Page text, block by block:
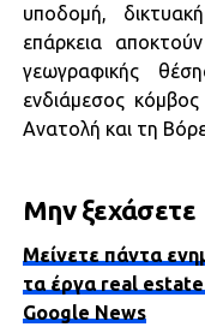
υποδομή,
επάρκεια
γεωγραφικής
ενδιάμεσος
Ανατολή και τη
Μην ξεχάσετε
Μείνετε πάντα
τα έργα real
Google News